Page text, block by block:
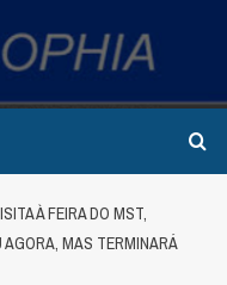
À FEIRA DO MST,
MAS TERMINARÁ